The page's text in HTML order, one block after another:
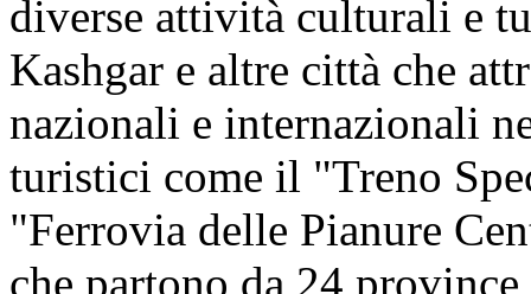
diverse attività culturali e
Kashgar e altre città che
nazionali e internazionali
turistici come il "Treno
"Ferrovia delle Pianure
che partono da 24